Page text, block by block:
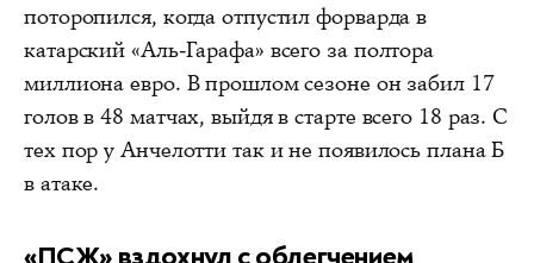
поторопился, когда отпустил форварда в
катарский «Аль-Гарафа» всего за полтора
миллиона евро. В прошлом сезоне он забил 17
голов в 48 матчах, выйдя в старте всего 18 раз. С
тех пор у Анчелотти так и не появилось плана Б
в атаке.